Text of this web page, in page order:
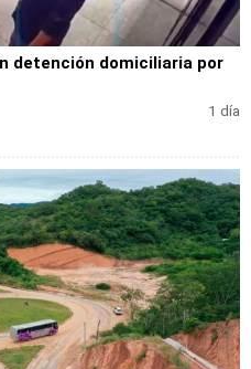
detención domiciliaria por
1 día